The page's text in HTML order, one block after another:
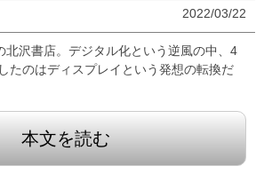
2022/03/22
北沢書店。デジタル化という逆風の中、4
たのはディスプレイという発想の転換だ
本文を読む